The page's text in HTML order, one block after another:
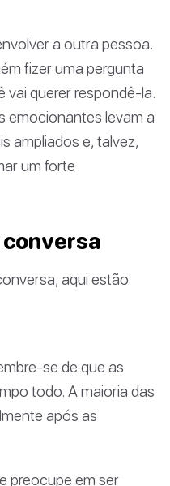
a outra pessoa.
fizer uma pergunta
vai querer respondê-la.
emocionantes levam a
ampliados e, talvez,
um forte
conversa
aqui estão
se de que as
todo. A maioria das
após as
preocupe em ser